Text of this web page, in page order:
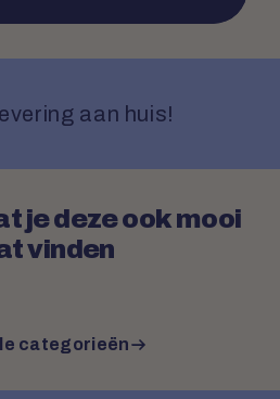
aan huis!
je deze ook mooi
vinden
categorieën